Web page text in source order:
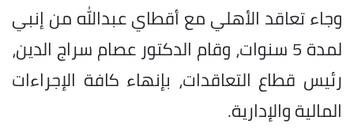
وجاء تعاقد الأهلي مع أقطاي عبدالله من إنبي
لمدة 5 سنوات، وقام الدكتور عصام سراج الدين،
رئيس قطاع التعاقدات، بإنهاء كافة الإجراءات
المالية والإدارية.